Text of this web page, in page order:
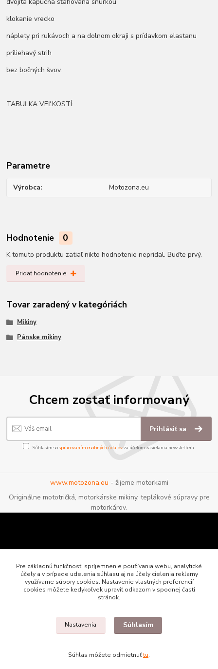
klokanie vrecko
náplety pri rukávoch a na dolnom okraji s prídavkom elastanu
priliehavý strih
bez bočných švov.
TABUĽKA VEĽKOSTÍ:
Parametre
Výrobca Motozona.eu
Hodnotenie 0
K tomuto produktu zatiaľ nikto hodnotenie nepridal. Buďte prvý.
Pridať hodnotenie
Tovar zaradený v kategóriách
Mikiny
Pánske mikiny
Chcem zostať informovaný
Prihlásiť sa
Súhlasím sospracovaním osobných údajov za účelom zasielania newslettera.
www.motozona.eu - žijeme motorkami
Originálne mototričká, motorkárske mikiny, teplákové súpravy pre
motorkárov.
motorkárov
Pre základnú funkčnosť, spríjemnenie používania webu, analytické
účely a v prípade udelenia súhlasu aj na účely cielenia reklamy
využívame súbory cookies. Nastavenie vlastných preferencií
cookies môžete kedykoľvek upraviť odkazom v spodnej časti
stránok.
Nastavenia Súhlasím
Súhlas môžete odmietnuťtu.